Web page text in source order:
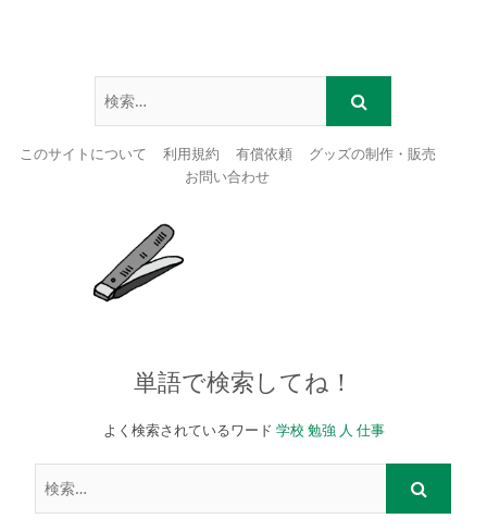
このサイトについて 利用規約 有償依頼
グッズの制作・販売
お問い合わせ
content
単語で検索してね！
よく検索されているワード 学校 勉強 人 仕事